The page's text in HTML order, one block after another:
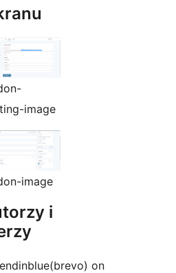
image
image
i
on